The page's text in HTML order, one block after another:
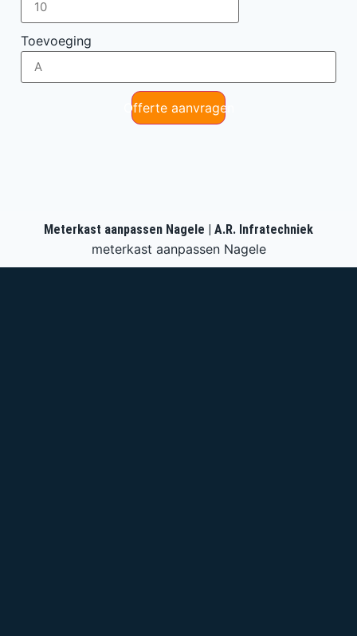
Toevoeging
Offerte aanvragen
Meterkast aanpassen Nagele | A.R. Infratechniek
meterkast aanpassen Nagele